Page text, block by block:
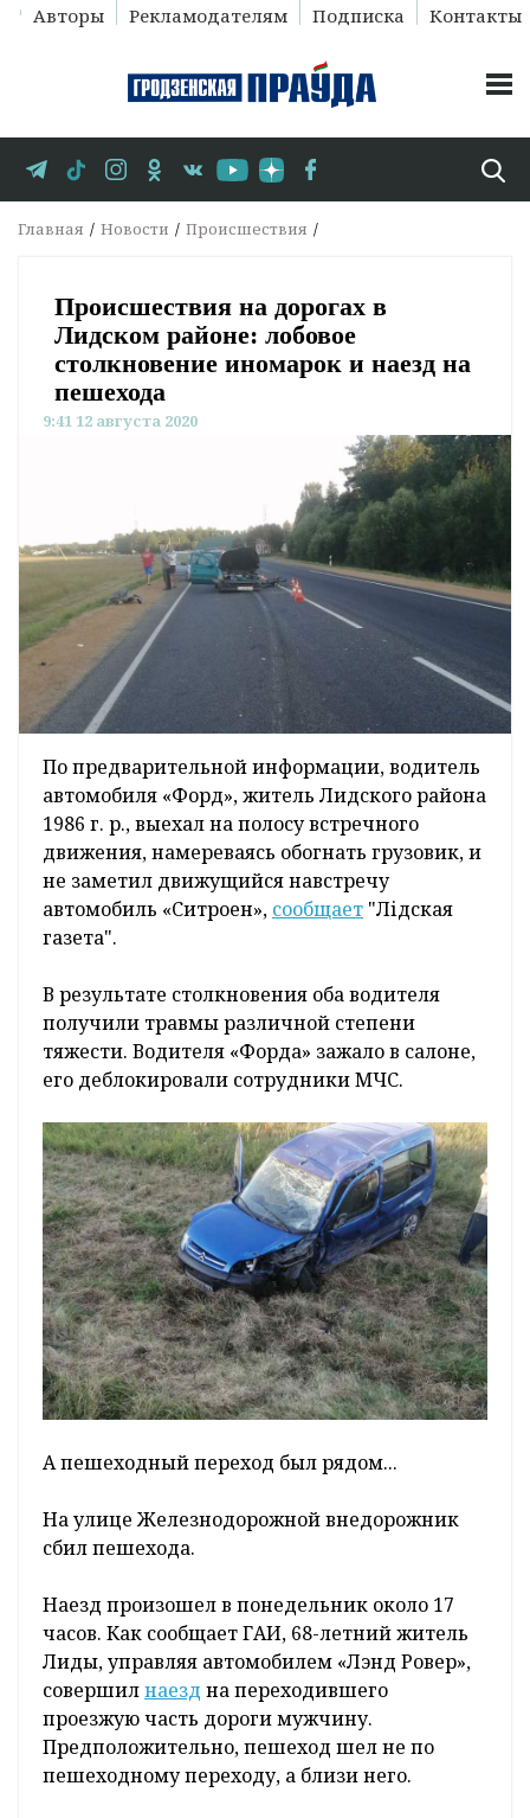
Авторы Рекламодателям Подписка Контакты
Главная Новости Происшествия
Происшествия на дорогах в
Лидском районе: лобовое
столкновение иномарок и наезд на
пешехода
9:41 12 августа 2020
По предварительной информации, водитель
автомобиля «Форд», житель Лидского района
1986 г. р., выехал на полосу встречного
движения, намереваясь обогнать грузовик, и
не заметил движущийся навстречу
автомобиль «Ситроен», сообщает "Лідская
газета".
В результате столкновения оба водителя
получили травмы различной степени
тяжести. Водителя «Форда» зажало в салоне,
его деблокировали сотрудники МЧС.
А пешеходный переход был рядом...
На улице Железнодорожной внедорожник
сбил пешехода.
Наезд произошел в понедельник около 17
часов. Как сообщает ГАИ, 68-летний житель
Лиды, управляя автомобилем «Лэнд Ровер»,
совершилнаезд на переходившего
проезжую часть дороги мужчину.
Предположительно, пешеход шел не по
пешеходному переходу, а близи него.